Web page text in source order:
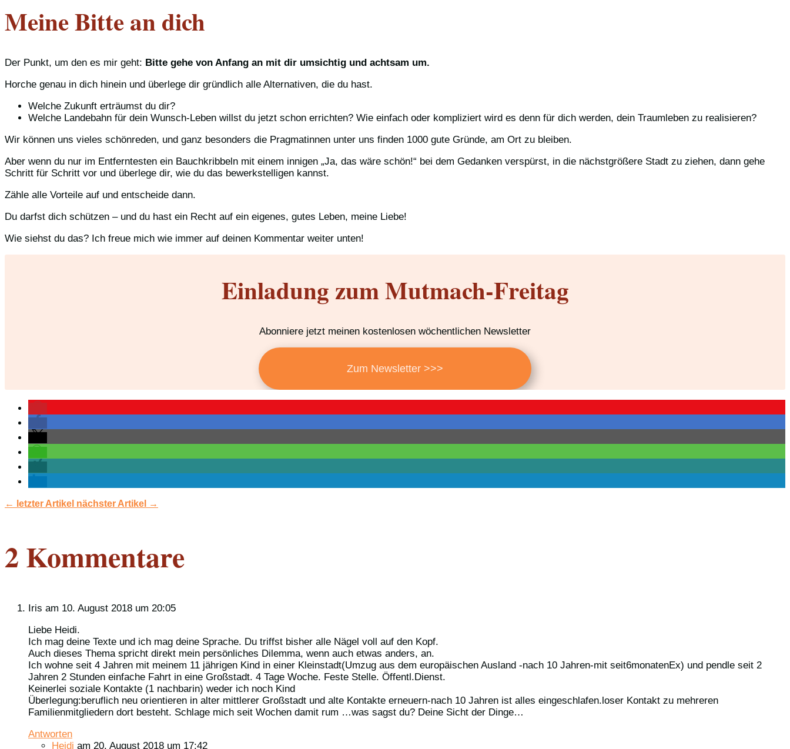
Meine Bitte an dich
Der Punkt, um den es mir geht: Bitte gehe von Anfang an mit dir umsichtig und achtsam um.
Horche genau in dich hinein und überlege dir gründlich alle Alternativen, die du hast.
Welche Zukunft erträumst du dir?
Welche Landebahn für dein Wunsch-Leben willst du jetzt schon errichten? Wie einfach oder kompliziert wird es denn für dich werden, dein Traumleben zu realisieren?
Wir können uns vieles schönreden, und ganz besonders die Pragmatinnen unter uns finden 1000 gute Gründe, am Ort zu bleiben.
Aber wenn du nur im Entferntesten ein Bauchkribbeln mit einem innigen „Ja, das wäre schön!“ bei dem Gedanken verspürst, in die nächstgrößere Stadt zu ziehen, dann gehe
Schritt für Schritt vor und überlege dir, wie du das bewerkstelligen kannst.
Zähle alle Vorteile auf und entscheide dann.
Du darfst dich schützen – und du hast ein Recht auf ein eigenes, gutes Leben, meine Liebe!
Wie siehst du das? Ich freue mich wie immer auf deinen Kommentar weiter unten!
Einladung zum Mutmach-Freitag
Abonniere jetzt meinen kostenlosen wöchentlichen Newsletter
Zum Newsletter >>>
← letzter Artikel nächster Artikel →
2 Kommentare
Iris am 10. August 2018 um 20:05
Liebe Heidi.
Ich mag deine Texte und ich mag deine Sprache. Du triffst bisher alle Nägel voll auf den Kopf.
Auch dieses Thema spricht direkt mein persönliches Dilemma, wenn auch etwas anders, an.
Ich wohne seit 4 Jahren mit meinem 11 jährigen Kind in einer Kleinstadt(Umzug aus dem europäischen Ausland -nach 10 Jahren-mit seit6monatenEx) und pendle seit 2
Jahren 2 Stunden einfache Fahrt in eine Großstadt. 4 Tage Woche. Feste Stelle. Öffentl.Dienst.
Keinerlei soziale Kontakte (1 nachbarin) weder ich noch Kind
Überlegung:beruflich neu orientieren in alter mittlerer Großstadt und alte Kontakte erneuern-nach 10 Jahren ist alles eingeschlafen.loser Kontakt zu mehreren
Familienmitgliedern dort besteht. Schlage mich seit Wochen damit rum …was sagst du? Deine Sicht der Dinge…
Antworten
Heidi am 20. August 2018 um 17:42